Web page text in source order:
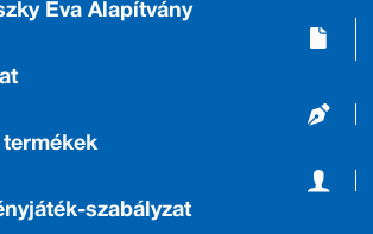
Éva Alapítvány
szabályzat